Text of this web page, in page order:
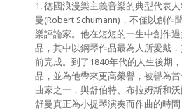
1. 德國浪漫樂主義音樂的典型代表
曼(Robert Schumann)，不僅以創作
樂評論家。他在短短的一生中創作
品，其中以鋼琴作品最為人所愛戴
前完成。到了1840年代的人生後期
品，並為他帶來更高榮譽，被譽為
曲家之一，與舒伯特、布拉姆斯和沃
舒曼真正為小提琴演奏而作曲的時